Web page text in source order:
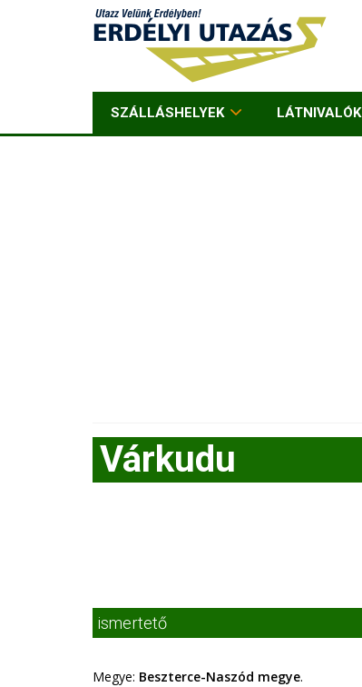
SZÁLLÁSHELYEK LÁTNIVALÓK
Várkudu
ismertető
Megye: Beszterce-Naszód megye.